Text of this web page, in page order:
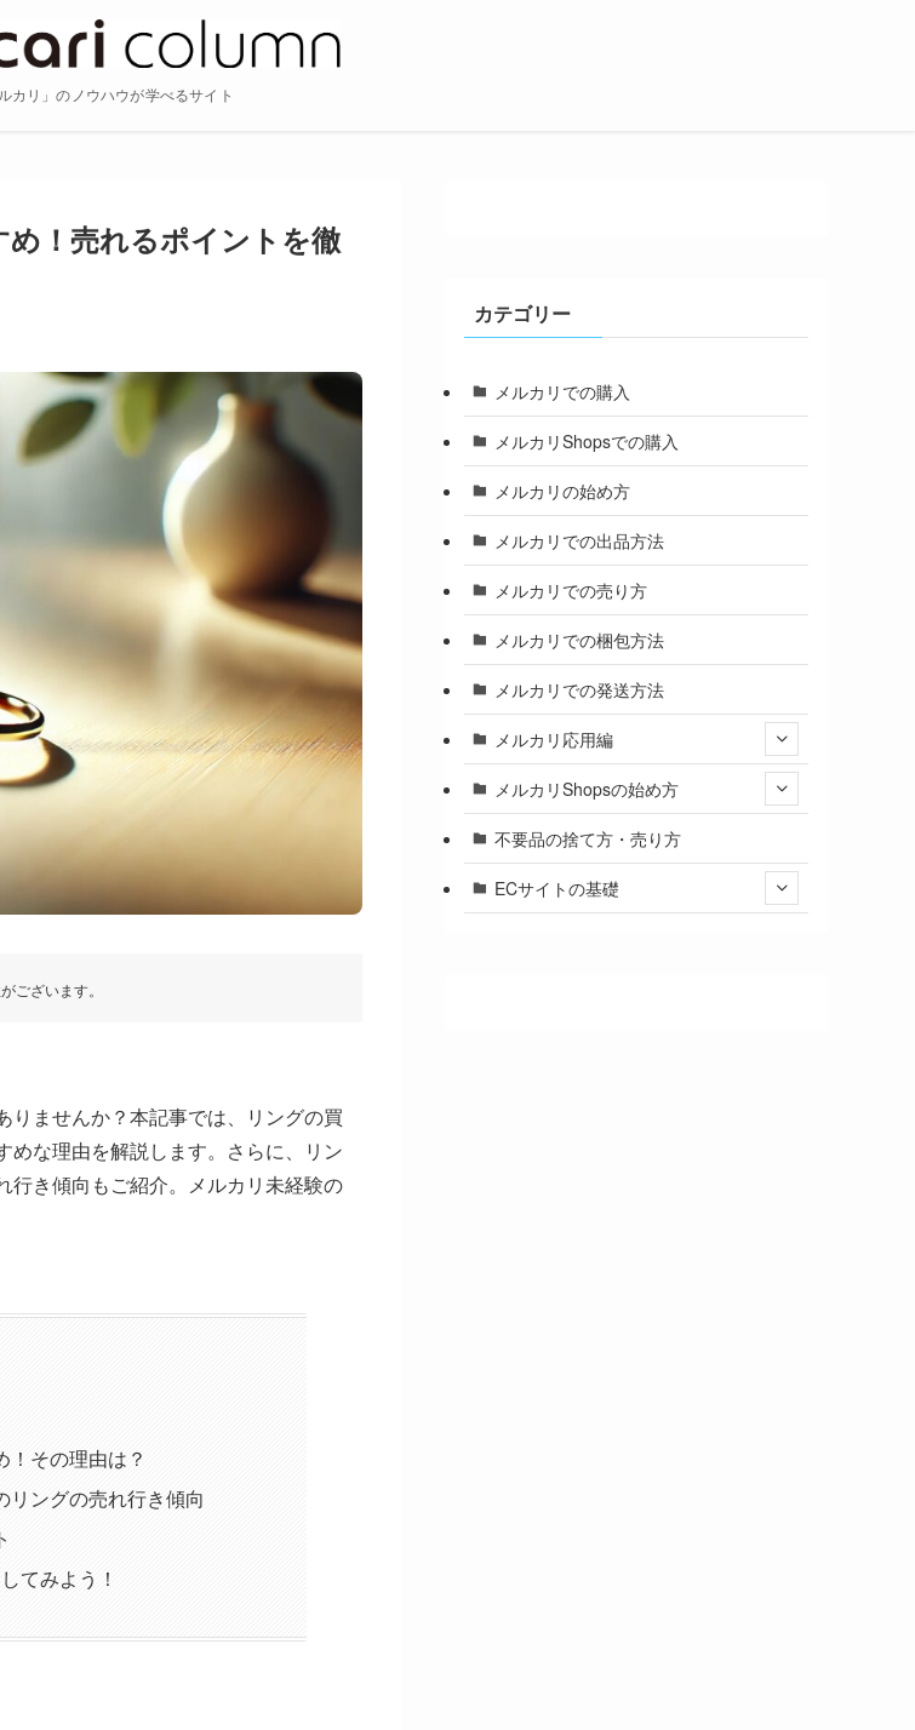
ルカリ」のノウハウが学べるサイト
！売れるポイントを徹
ございます。
りませんか？本記事では、リングの買
な理由を解説します。さらに、リン
行き傾向もご紹介。メルカリ未経験の
その理由は？
リングの売れ行き傾向
てみよう！
カテゴリー
メルカリでの購入
メルカリShopsでの購入
メルカリの始め方
メルカリでの出品方法
メルカリでの売り方
メルカリでの梱包方法
メルカリでの発送方法
メルカリ応用編
メルカリShopsの始め方
不要品の捨て方・売り方
ECサイトの基礎